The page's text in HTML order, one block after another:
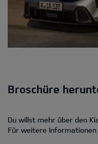
Broschüre
Du willst mehr über den
Für weitere